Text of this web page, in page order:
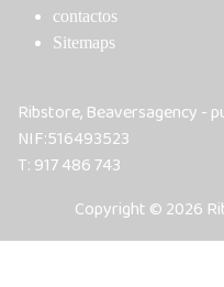
contactos
Sitemaps
Ribstore, Beaversagency -
NIF:516493523
T: 917 486 743
Copyright © 2026